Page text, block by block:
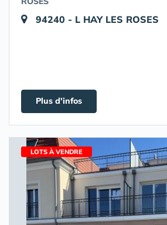
94240 - L HAY LES ROSES
Plus d'infos
LOTS À VENDRE